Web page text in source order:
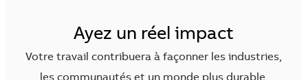
Ayez un réel impact
Votre travail contribuera à façonner les industries,